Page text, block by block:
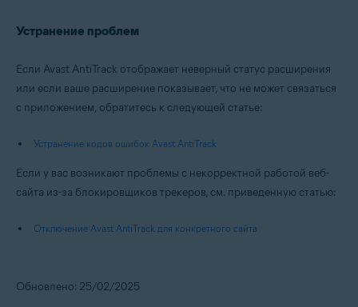
Устранение проблем
Если Avast AntiTrack отображает неверный статус расширения
или если ваше расширение показывает, что не может связаться
с приложением, обратитесь к следующей статье:
Устранение кодов ошибок Avast AntiTrack
Если у вас возникают проблемы с некорректной работой веб-
сайта из-за блокировщиков трекеров, см. приведенную статью:
Отключение Avast AntiTrack для конкретного сайта
Обновлено: 25/02/2025